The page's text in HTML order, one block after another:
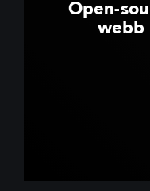
Open-
webb